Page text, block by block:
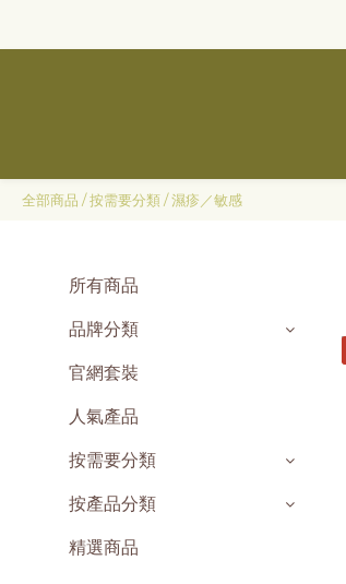
全部商品 /按需要分類/濕疹／敏感
所有商品
品牌分類
官網套裝
人氣產品
按需要分類
按產品分類
精選商品